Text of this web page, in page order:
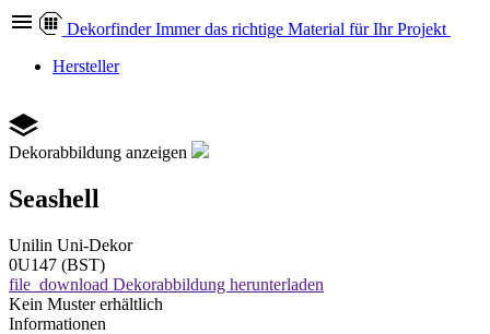
Dekorfinder Immer das richtige Material für Ihr Projekt
Hersteller
Dekorabbildung anzeigen
Seashell
Unilin Uni-Dekor
0U147 (BST)
file_download Dekorabbildung herunterladen
Kein Muster erhältlich
Informationen